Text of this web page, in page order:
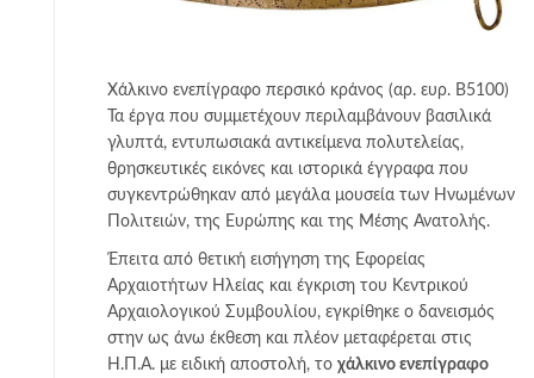
Χάλκινο ενεπίγραφο περσικό κράνος (αρ. ευρ. Β5100)
Τα έργα που συμμετέχουν περιλαμβάνουν βασιλικά
γλυπτά, εντυπωσιακά αντικείμενα πολυτελείας,
θρησκευτικές εικόνες και ιστορικά έγγραφα που
συγκεντρώθηκαν από μεγάλα μουσεία των Ηνωμένων
Πολιτειών, της Ευρώπης και της Μέσης Ανατολής.
Έπειτα από θετική εισήγηση της Εφορείας
Αρχαιοτήτων Ηλείας και έγκριση του Κεντρικού
Αρχαιολογικού Συμβουλίου, εγκρίθηκε ο δανεισμός
στην ως άνω έκθεση και πλέον μεταφέρεται στις
Η.Π.Α. με ειδική αποστολή, το χάλκινο ενεπίγραφο